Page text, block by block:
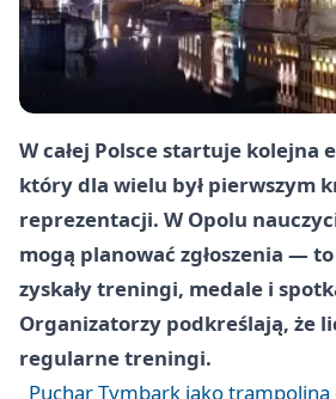
W całej Polsce startuje kolejna
który dla wielu był pierwszym
reprezentacji. W Opolu
mogą planować zgłoszenia —
zyskały treningi, medale i
Organizatorzy podkreślają, że
regularne treningi.
Puchar Tymbark jako